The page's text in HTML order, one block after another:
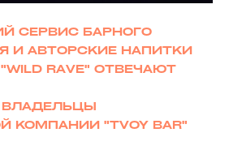
СЕРВИС БАРНОГО
И АВТОРСКИЕ НАПИТКИ
RAVE" ОТВЕЧАЮТ
КОМПАНИИ "TVOY BAR"